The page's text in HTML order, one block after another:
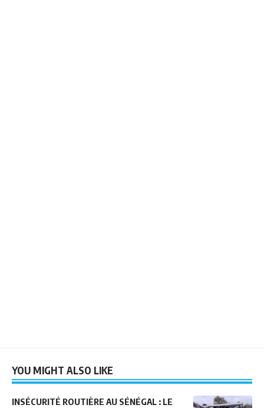
YOU MIGHT ALSO LIKE
INSÉCURITÉ ROUTIÈRE AU SÉNÉGAL : LE